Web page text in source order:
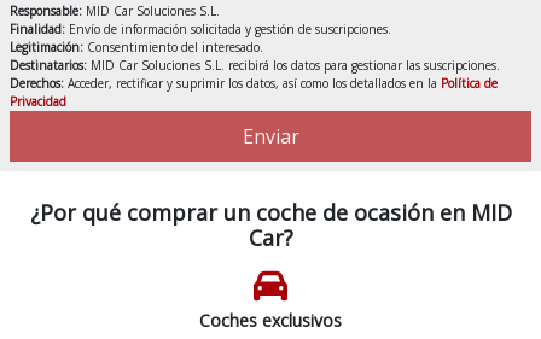
Responsable: MID Car Soluciones S.L.
Finalidad: Envío de información solicitada y gestión de suscripciones.
Legitimación: Consentimiento del interesado.
Destinatarios: MID Car Soluciones S.L. recibirá los datos para gestionar las suscripciones.
Derechos: Acceder, rectificar y suprimir los datos, así como los detallados en la Política de
Privacidad
Enviar
¿Por qué comprar un coche de ocasión en MID
Car?
Coches exclusivos